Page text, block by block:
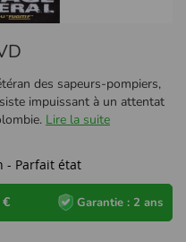
des sapeurs-pompiers,
impuissant à un attentat
Lire la suite
- Parfait état
€ Garantie : 2 ans